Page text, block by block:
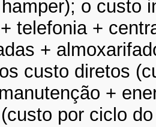
o custo
telefonia +
+
custo diretos
+
por ciclo